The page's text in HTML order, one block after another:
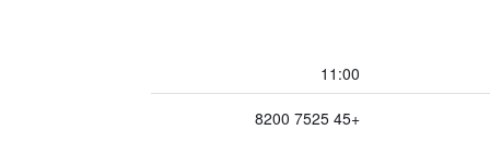
11:00
+45 7525 8200